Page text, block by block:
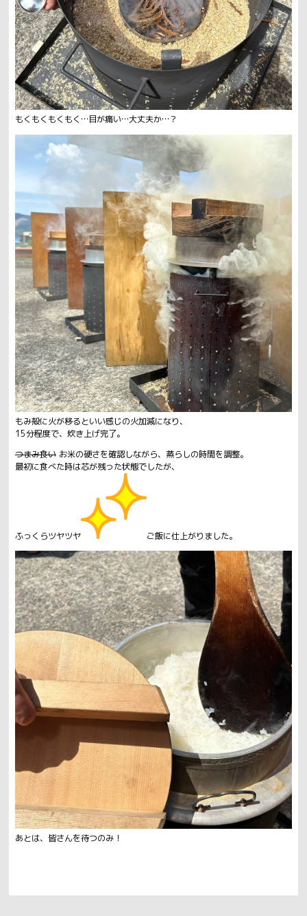
もくもくもくもく…目が痛い…大丈夫か…？
もみ殻に火が移るといい感じの火加減になり、
15分程度で、炊き上げ完了。
つまみ食いお米の硬さを確認しながら、蒸らしの時間を調整。
最初に食べた時は芯が残った状態でしたが、
ふっくらツヤツヤ ご飯に仕上がりました。
あとは、皆さんを待つのみ！